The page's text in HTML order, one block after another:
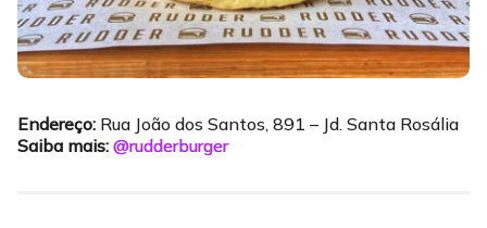
Endereço: Rua João dos Santos, 891 – Jd. Santa Rosália
Saiba mais: @rudderburger